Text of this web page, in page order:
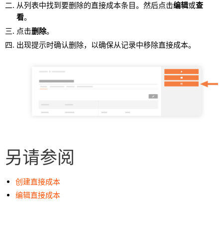
从列表中找到要删除的直接成本条目。然后点击编辑或查
看。
点击删除。
出现提示时确认删除，以确保从记录中移除直接成本。
另请参阅
创建直接成本
编辑直接成本